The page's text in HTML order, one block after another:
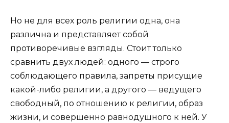
Но не для всех роль религии одна, она
различна и представляет собой
противоречивые взгляды. Стоит только
сравнить двух людей: одного — строго
соблюдающего правила, запреты присущие
какой-либо религии, а другого — ведущего
свободный, по отношению к религии, образ
жизни, и совершенно равнодушного к ней. У